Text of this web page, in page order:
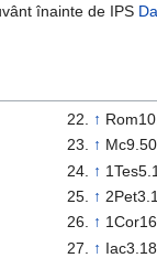
înainte de IPS
↑
↑ Mc9.50
↑
↑
↑
↑ Iac3.18